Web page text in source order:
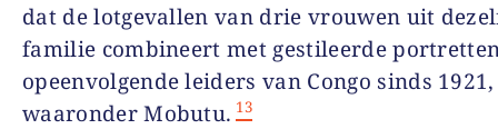
dat de lotgevallen van drie vrouwen uit
familie combineert met gestileerde
opeenvolgende leiders van Congo sinds 1921,
waaronder Mobutu. 13